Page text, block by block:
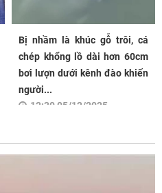
Bị nhầm là khúc gỗ trôi, cá
chép khổng lồ dài hơn 60cm
bơi lượn dưới kênh đào khiến
người...
12:30 05/12/2025